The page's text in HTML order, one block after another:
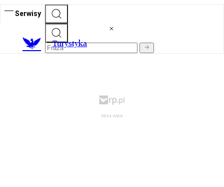
Serwisy
Turystyka